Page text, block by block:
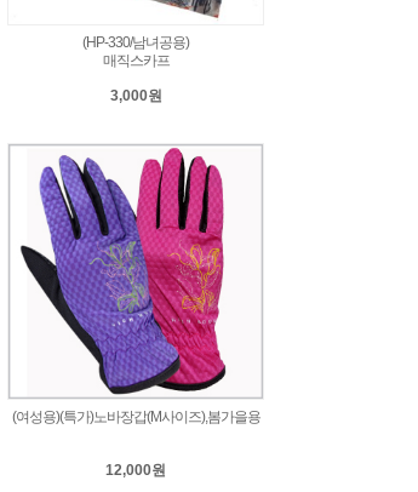
(HP-330/남녀공용)
매직스카프
3,000원
(여성용)(특가)노바장갑(M사이즈),봄가을용
12,000원